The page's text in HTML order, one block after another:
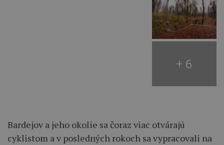
+ 6
Bardejov a jeho okolie sa čoraz viac otvárajú
cyklistom a v posledných rokoch sa vypracovali na